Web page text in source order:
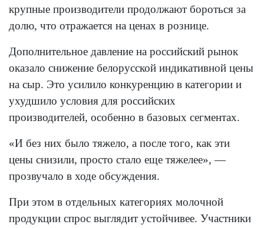
крупные производители продолжают бороться за
долю, что отражается на ценах в рознице.
Дополнительное давление на российский рынок
оказало снижение белорусской индикативной цены
на сыр. Это усилило конкуренцию в категории и
ухудшило условия для российских
производителей, особенно в базовых сегментах.
«И без них было тяжело, а после того, как эти
цены снизили, просто стало еще тяжелее», —
прозвучало в ходе обсуждения.
При этом в отдельных категориях молочной
продукции спрос выглядит устойчивее. Участники